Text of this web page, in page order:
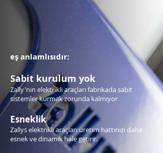
eş anlamlısıdır:
Sabit kurulum yok
Zally'nin elektrikli araçları fabrikada sabit
sistemler kurmak zorunda kalmıyor.
Esneklik
Zallys elektrikli araçları üretim hattınızı daha
esnek ve dinamik hale getirir.